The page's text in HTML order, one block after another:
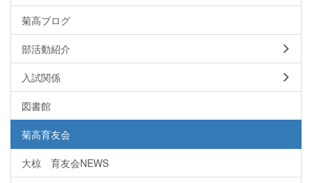
菊高ブログ
部活動紹介
入試関係
図書館
菊高育友会
大椋 育友会NEWS